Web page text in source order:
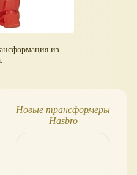
из
Новые трансформеры
Hasbro